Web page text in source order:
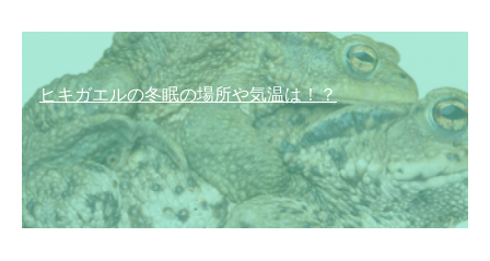
ヒキガエルの冬眠の場所や気温は！？